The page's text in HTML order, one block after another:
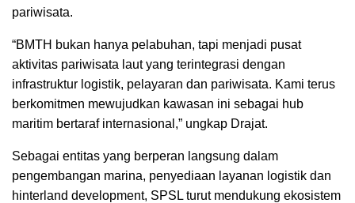
pariwisata.
“BMTH bukan hanya pelabuhan, tapi menjadi pusat
aktivitas pariwisata laut yang terintegrasi dengan
infrastruktur logistik, pelayaran dan pariwisata. Kami terus
berkomitmen mewujudkan kawasan ini sebagai hub
maritim bertaraf internasional,” ungkap Drajat.
Sebagai entitas yang berperan langsung dalam
pengembangan marina, penyediaan layanan logistik dan
hinterland development, SPSL turut mendukung ekosistem